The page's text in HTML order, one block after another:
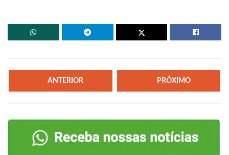
ANTERIOR PRÓXIMO